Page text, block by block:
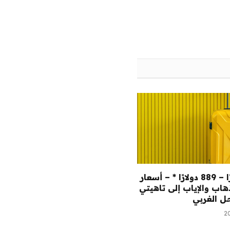
754 دولارًا – 889 دولارًا * – أسعار
والإياب إلى تاهيتي
الغربي